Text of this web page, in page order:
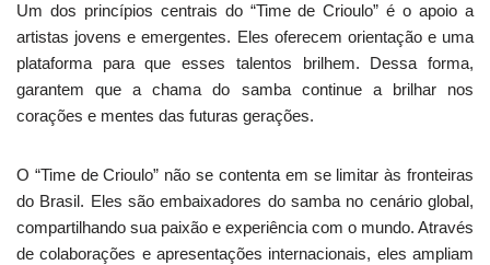
Um dos princípios centrais do “Time de Crioulo” é o apoio a
artistas jovens e emergentes. Eles oferecem orientação e uma
plataforma para que esses talentos brilhem. Dessa forma,
garantem que a chama do samba continue a brilhar nos
corações e mentes das futuras gerações.
O “Time de Crioulo” não se contenta em se limitar às fronteiras
do Brasil. Eles são embaixadores do samba no cenário global,
compartilhando sua paixão e experiência com o mundo. Através
de colaborações e apresentações internacionais, eles ampliam